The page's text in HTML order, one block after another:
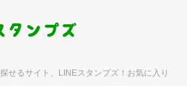
せるサイト、LINEスタンプズ！お気に入り